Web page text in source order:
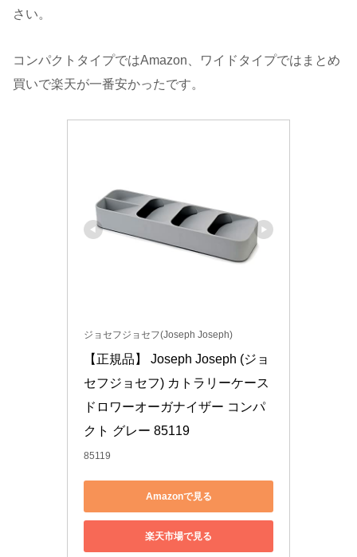
さい。
コンパクトタイプではAmazon、ワイドタイプではまとめ
買いで楽天が一番安かったです。
ジョセフジョセフ(Joseph Joseph)
【正規品】 Joseph Joseph (ジョ
セフジョセフ) カトラリーケース
ドロワーオーガナイザー コンパ
クト グレー 85119
85119
Amazonで見る
楽天市場で見る